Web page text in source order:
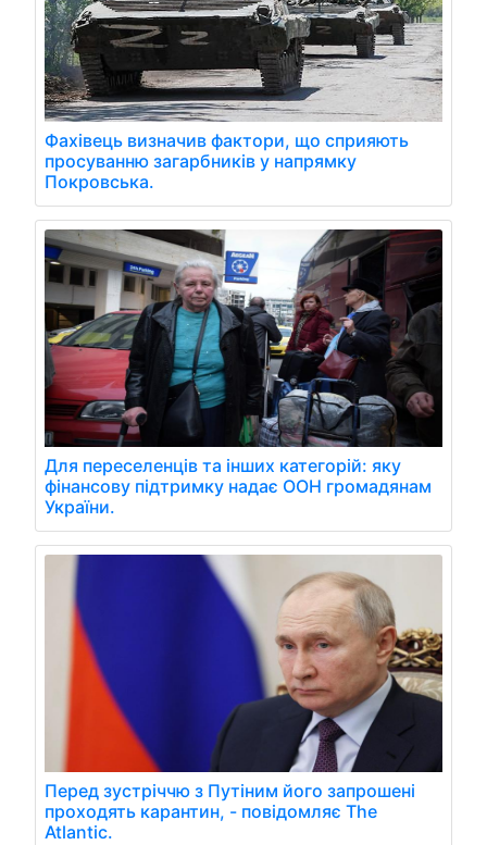
Фахівець визначив фактори, що сприяють
просуванню загарбників у напрямку
Покровська.
Для переселенців та інших категорій: яку
фінансову підтримку надає ООН громадянам
України.
Перед зустріччю з Путіним його запрошені
проходять карантин, - повідомляє The
Atlantic.